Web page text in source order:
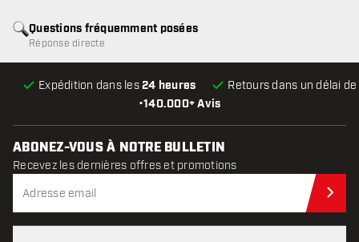
•140.000+ Avis
Expédition dans les24 heures Retours dans un délai de
Questions fréquemment posées
Réponse directe
ABONEZ-VOUS À NOTRE BULLETIN
Recevez les dernières offres et promotions